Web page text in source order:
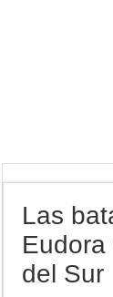
Las
Eudora
del Sur